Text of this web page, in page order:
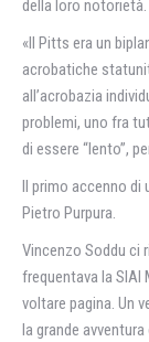
della loro notorietà.
«Il Pitts era un
acrobatiche
all’acrobazia
problemi, uno fra
di essere “lento”,
Il primo accenno di
Pietro Purpura.
Vincenzo Soddu ci
frequentava la SIAI
voltare pagina. Un
la grande